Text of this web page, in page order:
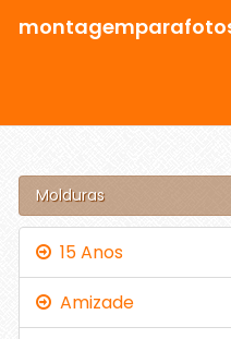
Molduras
15 Anos
Amizade